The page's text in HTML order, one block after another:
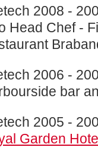
2008 -
Head Chef -
2006 -
bar
2005 -
Garden